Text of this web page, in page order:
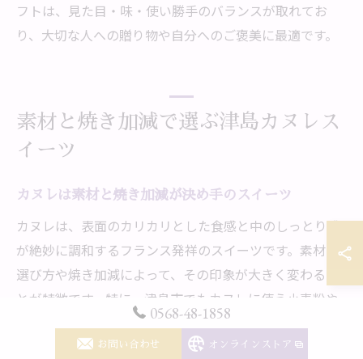
フトは、見た目・味・使い勝手のバランスが取れてお
り、大切な人への贈り物や自分へのご褒美に最適です。
素材と焼き加減で選ぶ津島カヌレス
イーツ
カヌレは素材と焼き加減が決め手のスイーツ
カヌレは、表面のカリカリとした食感と中のしっとり感
が絶妙に調和するフランス発祥のスイーツです。素材の
選び方や焼き加減によって、その印象が大きく変わるこ
とが特徴です。特に、津島市でもカヌレに使う小麦粉や
バター、ラム酒などの素材選びにこだわる店舗が増えて
きています。
0568-48-1858
お問い合わせ オンラインストア